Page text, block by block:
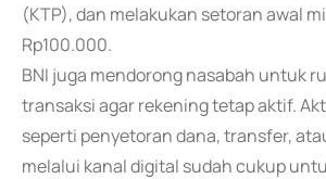
(KTP), dan melakukan setoran awal
Rp100.000.
BNI juga mendorong nasabah untuk
transaksi agar rekening tetap aktif.
seperti penyetoran dana, transfer,
melalui kanal digital sudah cukup